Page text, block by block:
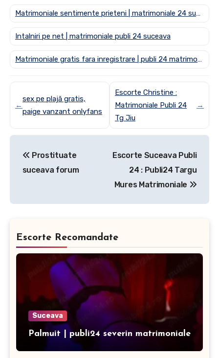
Matrimoniale sentimente prieteni | matrimoniale 24 suceava
Intalniri pe net | matrimoniale publi 24 suceava
Matrimoniale gratis fara inregistrare | publi 24 matrimoniale suceava
←
sex pe plajă gratis,
paige vanzant onlyfans
Escorte Christine :
Matrimoniale Publi 24
Tg Jiu
→
navigation
Prostituate
suceava forum
Escorte Suceava Publi
24 : Publi24 Targu
Mures Matrimoniale
Escorte Recomandate
Suceava
Palmuit | publi24 severin matrimoniale